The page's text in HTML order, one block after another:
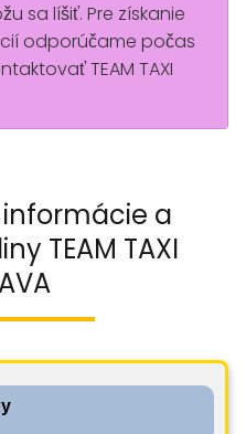
sa líšiť. Pre získanie
odporúčame počas
TEAM TAXI
a
TEAM TAXI